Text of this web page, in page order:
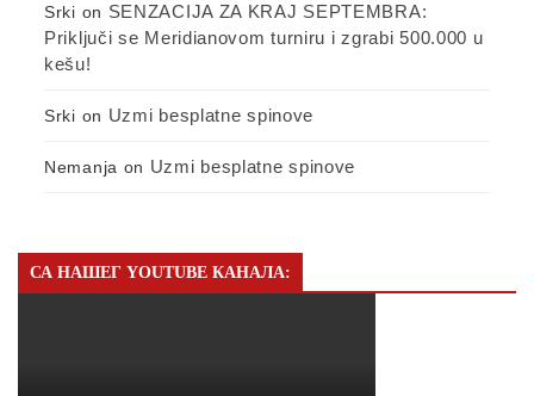
Srki on SENZACIJA ZA KRAJ SEPTEMBRA:
Priključi se Meridianovom turniru i zgrabi 500.000 u
kešu!
Srki on Uzmi besplatne spinove
Nemanja on Uzmi besplatne spinove
СА НАШЕГ YOUTUBE КАНАЛА: